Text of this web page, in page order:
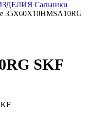
Сальники
35X60X10HMSA10RG
SKF